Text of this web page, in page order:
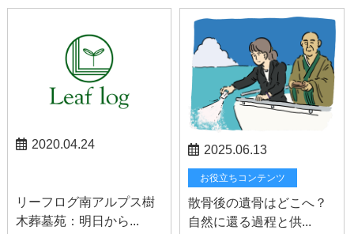
2020.04.24
リーフログ南アルプス樹
木葬墓苑：明日から...
2025.06.13
お役立ちコンテンツ
散骨後の遺骨はどこへ？
自然に還る過程と供...